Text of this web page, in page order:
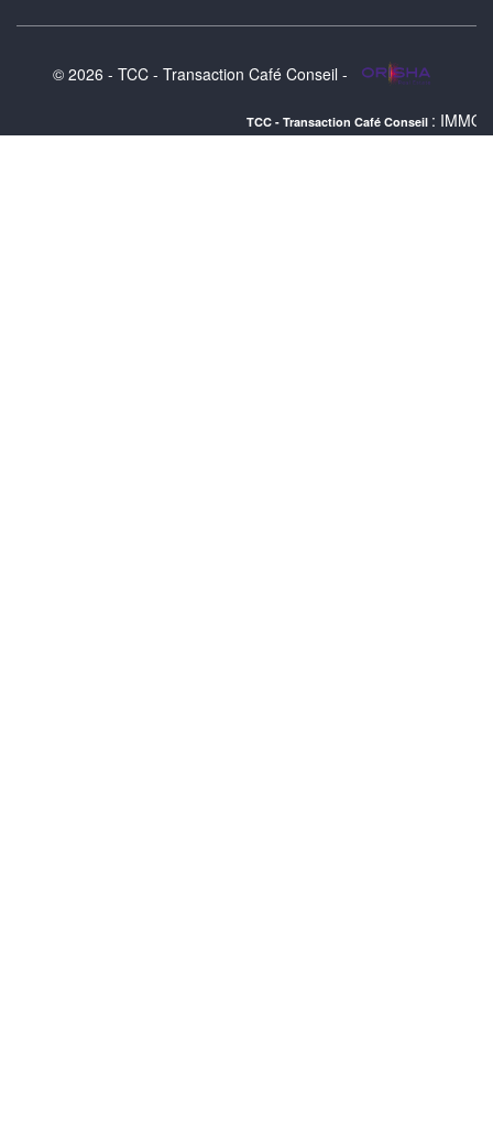
© 2026 - TCC - Transaction Café Conseil -
TCC - Transaction Café Conseil: IMMOBILIER